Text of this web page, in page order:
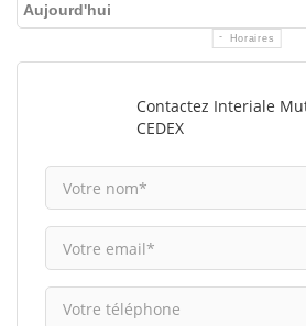
Aujourd'hui
Horaires
Contactez Interiale
CEDEX